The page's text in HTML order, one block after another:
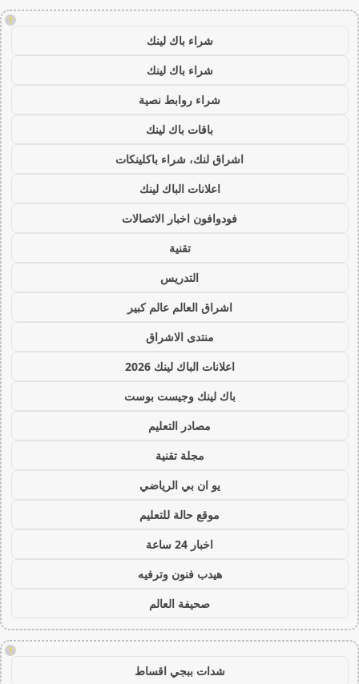
!
شراء باك لينك
شراء باك لينك
شراء روابط نصية
باقات باك لينك
اشراق لنك، شراء باكلينكات
اعلانات الباك لينك
فودوافون اخبار الاتصالات
تقنية
التدريس
اشراق العالم عالم كبير
منتدى الاشراق
اعلانات الباك لينك 2026
باك لينك وجيست بوست
مصادر التعليم
مجلة تقنية
يو ان بي الرياضي
موقع حالة للتعليم
اخبار 24 ساعة
هيدب فنون وترفيه
صحيفة العالم
!
شدات ببجي اقساط